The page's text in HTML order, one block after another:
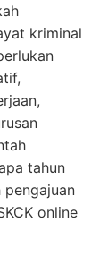
kriminal
tahun
pengajuan
online